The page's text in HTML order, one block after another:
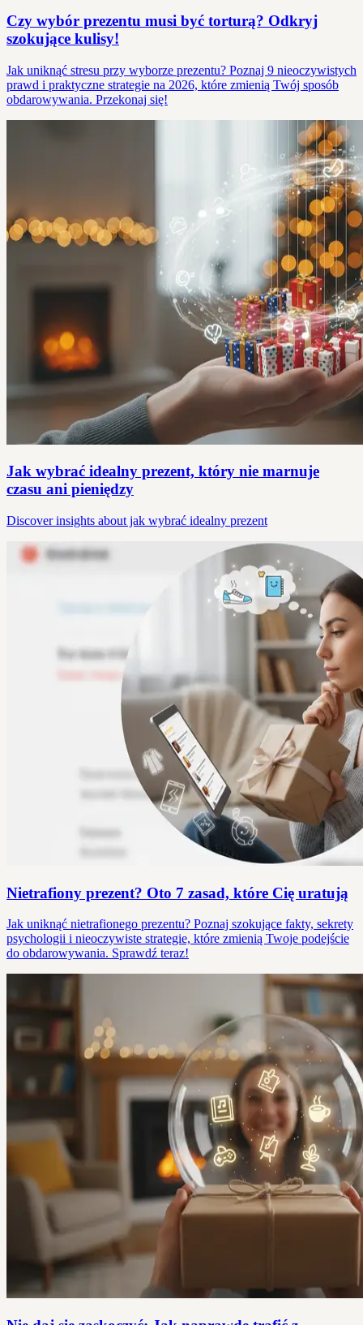
Czy wybór prezentu musi być torturą? Odkryj
szokujące kulisy!
Jak uniknąć stresu przy wyborze prezentu? Poznaj 9 nieoczywistych
prawd i praktyczne strategie na 2026, które zmienią Twój sposób
obdarowywania. Przekonaj się!
Jak wybrać idealny prezent, który nie marnuje
czasu ani pieniędzy
Discover insights about jak wybrać idealny prezent
Nietrafiony prezent? Oto 7 zasad, które Cię uratują
Jak uniknąć nietrafionego prezentu? Poznaj szokujące fakty, sekrety
psychologii i nieoczywiste strategie, które zmienią Twoje podejście
do obdarowywania. Sprawdź teraz!